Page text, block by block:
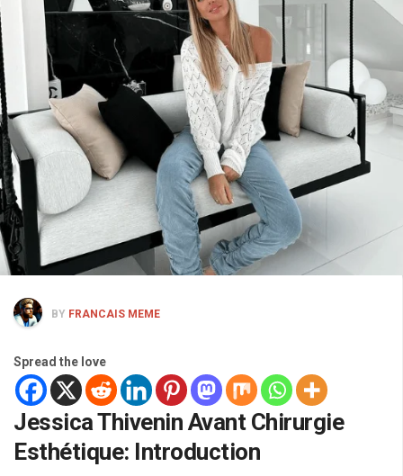
BY FRANCAIS MEME
Spread the love
Jessica Thivenin Avant Chirurgie
Esthétique: Introduction